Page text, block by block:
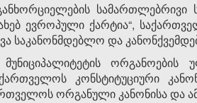
სამართლებრივი
ევროპული ქარტია“,
საკანონმდებლო და
ორგანოების
კონსტიტუციური
ორგანული კანონისა და